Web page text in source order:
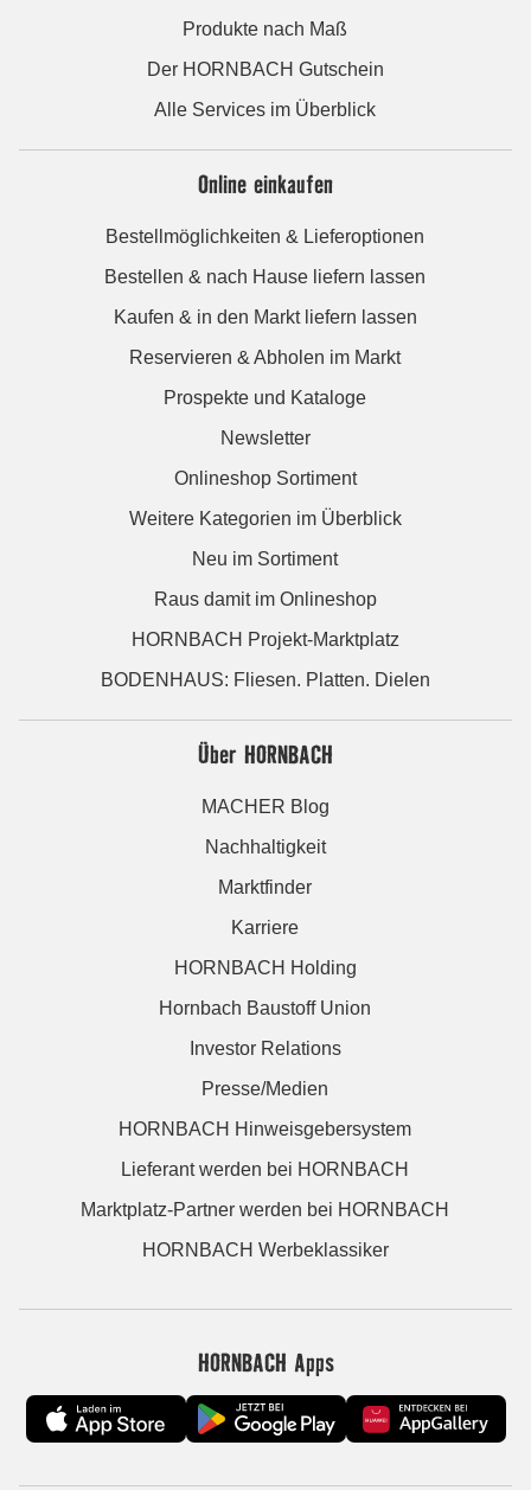
Produkte nach Maß
Der HORNBACH Gutschein
Alle Services im Überblick
Online einkaufen
Bestellmöglichkeiten & Lieferoptionen
Bestellen & nach Hause liefern lassen
Kaufen & in den Markt liefern lassen
Reservieren & Abholen im Markt
Prospekte und Kataloge
Newsletter
Onlineshop Sortiment
Weitere Kategorien im Überblick
Neu im Sortiment
Raus damit im Onlineshop
HORNBACH Projekt-Marktplatz
BODENHAUS: Fliesen. Platten. Dielen
Über HORNBACH
MACHER Blog
Nachhaltigkeit
Marktfinder
Karriere
HORNBACH Holding
Hornbach Baustoff Union
Investor Relations
Presse/Medien
HORNBACH Hinweisgebersystem
Lieferant werden bei HORNBACH
Marktplatz-Partner werden bei HORNBACH
HORNBACH Werbeklassiker
HORNBACH Apps